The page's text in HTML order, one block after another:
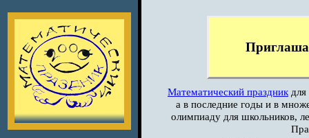
Математический праздник
а в последние годы и в
олимпиаду для школьников,